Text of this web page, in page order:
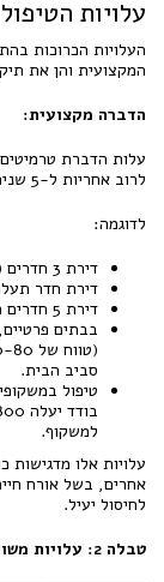
עלויות
העלויות הכרוכות
המקצועית והן את
הדברה מקצועית:
לרוב אחריות ל-5 שנים.
לדוגמה:
דירת 3 חדרים (כ-80 מ"ר) תעלה בין 2,000 ל-3,200 ש"ח.
דירת חדר תעלה כ-
דירת 5 חדרים תעלה 3,000-4,000 ש"ח.
סביב הבית.
למשקוף.
עלויות אלו
אחרים, בשל אורח
לחיסול יעיל.
טבלה 2: עלויות משוערות של הדברת טרמיטים בישראל (ש"ח)